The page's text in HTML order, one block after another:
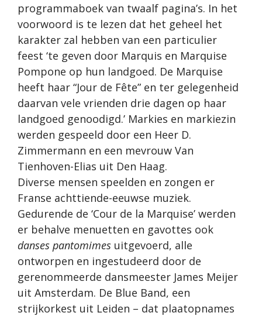
programmaboek van twaalf pagina’s. In het
voorwoord is te lezen dat het geheel het
karakter zal hebben van een particulier
feest ‘te geven door Marquis en Marquise
Pompone op hun landgoed. De Marquise
heeft haar “Jour de Fête” en ter gelegenheid
daarvan vele vrienden drie dagen op haar
landgoed genoodigd.’ Markies en markiezin
werden gespeeld door een Heer D.
Zimmermann en een mevrouw Van
Tienhoven-Elias uit Den Haag.
Diverse mensen speelden en zongen er
Franse achttiende-eeuwse muziek.
Gedurende de ‘Cour de la Marquise’ werden
er behalve menuetten en gavottes ook
danses pantomimes uitgevoerd, alle
ontworpen en ingestudeerd door de
gerenommeerde dansmeester James Meijer
uit Amsterdam. De Blue Band, een
strijkorkest uit Leiden – dat plaatopnames